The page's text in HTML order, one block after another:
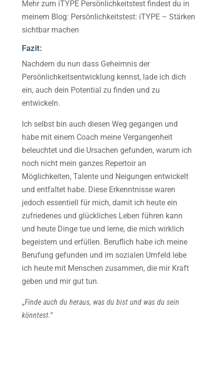
Mehr zum iTYPE Persönlichkeitstest findest du in
meinem Blog: Persönlichkeitstest: iTYPE – Stärken
sichtbar machen
Fazit:
Nachdem du nun dass Geheimnis der
Persönlichkeitsentwicklung kennst, lade ich dich
ein, auch dein Potential zu finden und zu
entwickeln.
Ich selbst bin auch diesen Weg gegangen und
habe mit einem Coach meine Vergangenheit
beleuchtet und die Ursachen gefunden, warum ich
noch nicht mein ganzes Repertoir an
Möglichkeiten, Talente und Neigungen entwickelt
und entfaltet habe. Diese Erkenntnisse waren
jedoch essentiell für mich, damit ich heute ein
zufriedenes und glückliches Leben führen kann
und heute Dinge tue und lerne, die mich wirklich
begeistern und erfüllen. Beruflich habe ich meine
Berufung gefunden und im sozialen Umfeld lebe
ich heute mit Menschen zusammen, die mir Kraft
geben und mir gut tun.
„Finde auch du heraus, was du bist und was du sein
könntest.“